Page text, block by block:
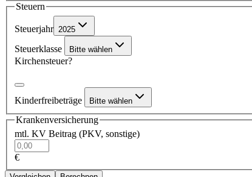
Steuern
Steuerjahr 2025
Steuerklasse Bitte wählen
Kirchensteuer?
Kinderfreibeträge Bitte wählen
Krankenversicherung
mtl. KV Beitrag (PKV, sonstige)
€